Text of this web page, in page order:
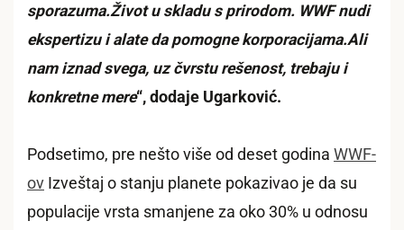
sporazuma.Život u skladu s prirodom. WWF nudi
ekspertizu i alate da pomogne korporacijama.Ali
nam iznad svega, uz čvrstu rešenost, trebaju i
konkretne mere“, dodaje Ugarković.
Podsetimo, pre nešto više od deset godina WWF-
ov Izveštaj o stanju planete pokazivao je da su
populacije vrsta smanjene za oko 30% u odnosu